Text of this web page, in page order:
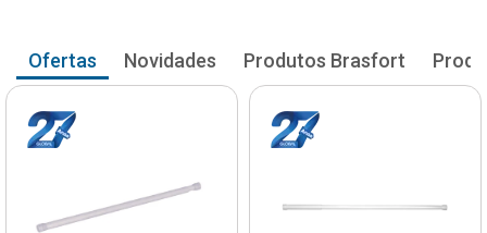
Ofertas Novidades Produtos Brasfort